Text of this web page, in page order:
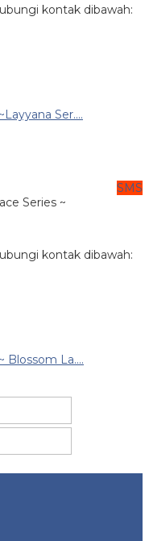
kontak dibawah:
Ser....
SMS
Series ~
kontak dibawah:
Blossom La....